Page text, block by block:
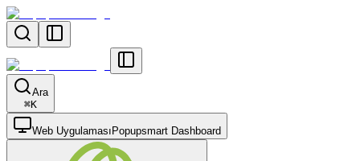
Ara
⌘K
Web Uygulaması Popupsmart Dashboard